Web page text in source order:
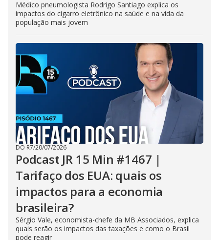
Médico pneumologista Rodrigo Santiago explica os
impactos do cigarro eletrônico na saúde e na vida da
população mais jovem
DO R7/20/07/2026
Podcast JR 15 Min #1467 |
Tarifaço dos EUA: quais os
impactos para a economia
brasileira?
Sérgio Vale, economista-chefe da MB Associados, explica
quais serão os impactos das taxações e como o Brasil
pode reagir